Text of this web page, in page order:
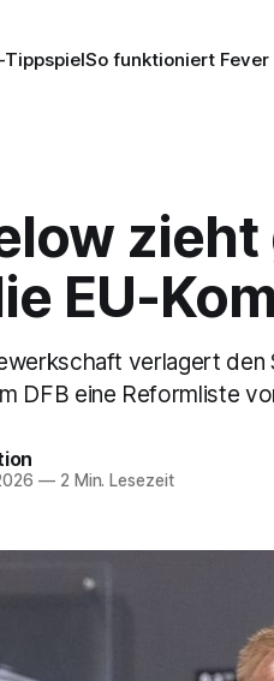
So funktioniert Fever
zieht
EU-
verlagert
DFB eine Reformliste
—2 Min. Lesezeit